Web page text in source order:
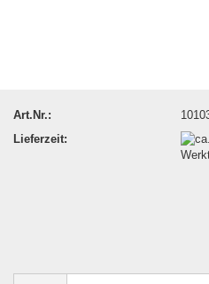
Art.Nr.:
Lieferzeit: